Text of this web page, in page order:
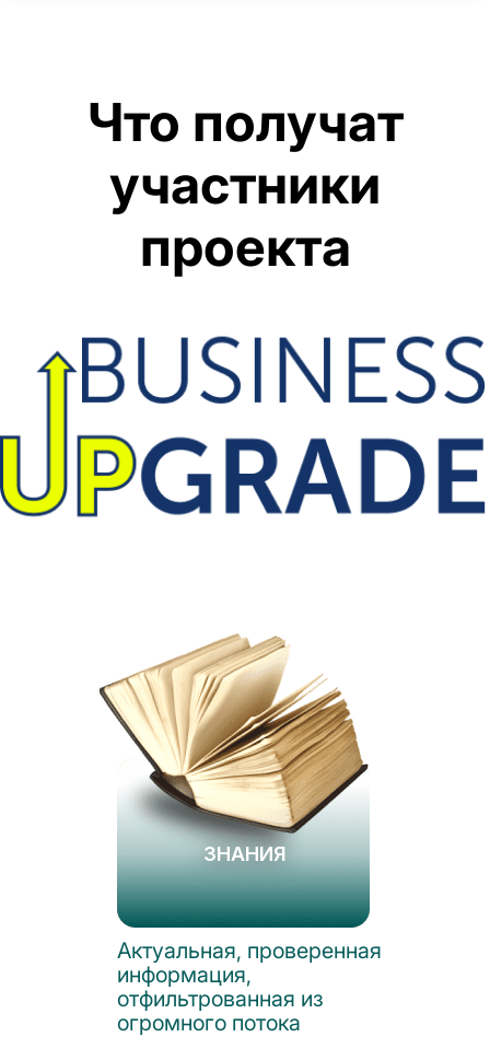
Что получат
участники
проекта
ЗНАНИЯ
Актуальная, проверенная
информация,
отфильтрованная из
огромного потока